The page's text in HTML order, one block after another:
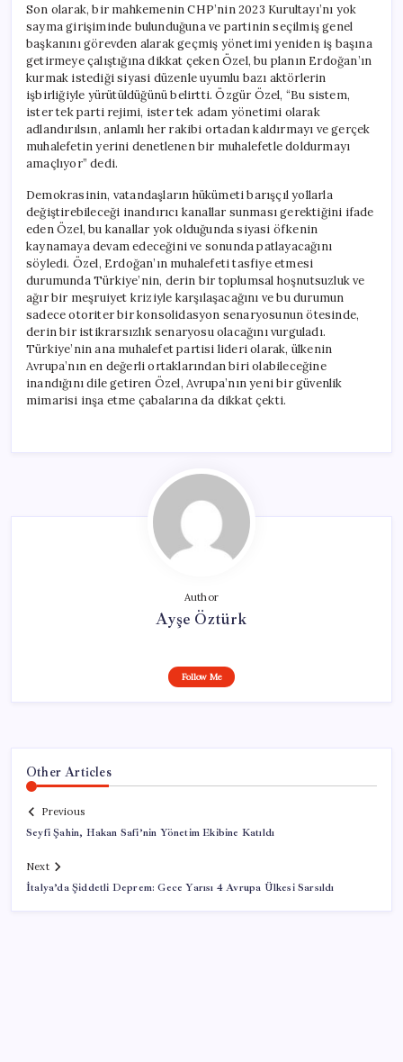
Son olarak, bir mahkemenin CHP’nin 2023 Kurultayı’nı yok
sayma girişiminde bulunduğuna ve partinin seçilmiş genel
başkanını görevden alarak geçmiş yönetimi yeniden iş başına
getirmeye çalıştığına dikkat çeken Özel, bu planın Erdoğan’ın
kurmak istediği siyasi düzenle uyumlu bazı aktörlerin
işbirliğiyle yürütüldüğünü belirtti. Özgür Özel, “Bu sistem,
ister tek parti rejimi, ister tek adam yönetimi olarak
adlandırılsın, anlamlı her rakibi ortadan kaldırmayı ve gerçek
muhalefetin yerini denetlenen bir muhalefetle doldurmayı
amaçlıyor” dedi.
Demokrasinin, vatandaşların hükümeti barışçıl yollarla
değiştirebileceği inandırıcı kanallar sunması gerektiğini ifade
eden Özel, bu kanallar yok olduğunda siyasi öfkenin
kaynamaya devam edeceğini ve sonunda patlayacağını
söyledi. Özel, Erdoğan’ın muhalefeti tasfiye etmesi
durumunda Türkiye’nin, derin bir toplumsal hoşnutsuzluk ve
ağır bir meşruiyet kriziyle karşılaşacağını ve bu durumun
sadece otoriter bir konsolidasyon senaryosunun ötesinde,
derin bir istikrarsızlık senaryosu olacağını vurguladı.
Türkiye’nin ana muhalefet partisi lideri olarak, ülkenin
Avrupa’nın en değerli ortaklarından biri olabileceğine
inandığını dile getiren Özel, Avrupa’nın yeni bir güvenlik
mimarisi inşa etme çabalarına da dikkat çekti.
Author
Ayşe Öztürk
Follow Me
Other Articles
Previous
Seyfi Şahin, Hakan Safi’nin Yönetim Ekibine Katıldı
Next
İtalya’da Şiddetli Deprem: Gece Yarısı 4 Avrupa Ülkesi Sarsıldı